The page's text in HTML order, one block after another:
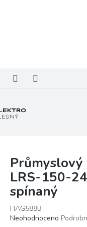
LRS-150-
spínaný
HAG588B
Průměrné
Neohodnoceno